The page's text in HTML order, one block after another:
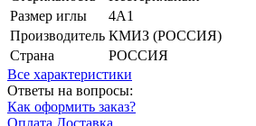
Размер иглы
4А1
Производитель КМИЗ (РОССИЯ)
Страна
РОССИЯ
Все характеристики
Ответы на вопросы:
Как оформить заказ?
Оплата Доставка